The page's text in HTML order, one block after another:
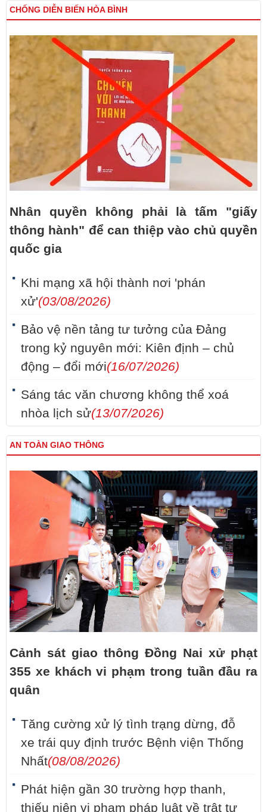
CHỐNG DIỄN BIẾN HÒA BÌNH
Nhân quyền không phải là tấm "giấy
thông hành" để can thiệp vào chủ quyền
quốc gia
Khi mạng xã hội thành nơi 'phán
xử'(03/08/2026)
Bảo vệ nền tảng tư tưởng của Đảng
trong kỷ nguyên mới: Kiên định – chủ
động – đổi mới(16/07/2026)
Sáng tác văn chương không thể xoá
nhòa lịch sử(13/07/2026)
AN TOÀN GIAO THÔNG
Cảnh sát giao thông Đồng Nai xử phạt
355 xe khách vi phạm trong tuần đầu ra
quân
Tăng cường xử lý tình trạng dừng, đỗ
xe trái quy định trước Bệnh viện Thống
Nhất(08/08/2026)
Phát hiện gần 30 trường hợp thanh,
thiếu niên vi phạm pháp luật về trật tự